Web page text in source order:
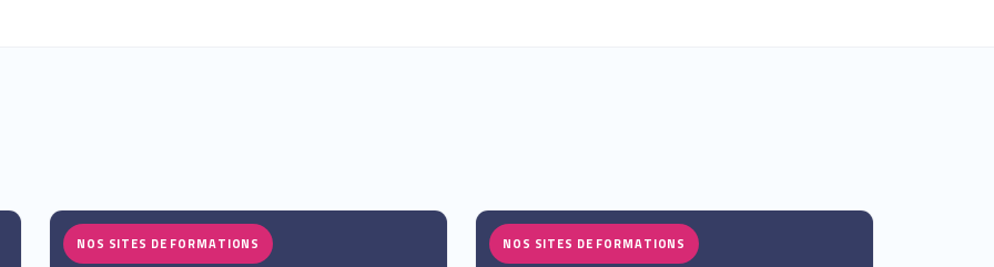
NOS SITES DE FORMATIONS NOS SITES DE FORMATIONS